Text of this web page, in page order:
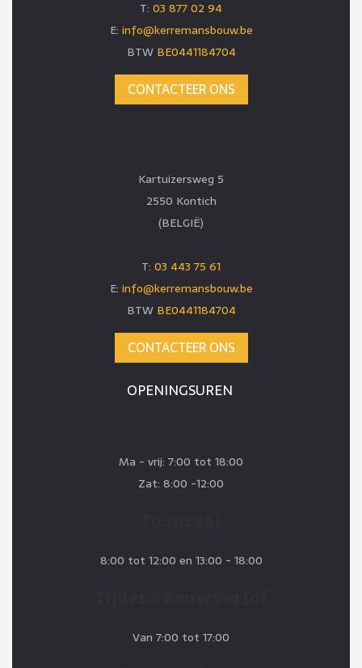
T: 03 877 02 94
E: info@kerremansbouw.be
BTW BE0441184704
CONTACTEER ONS
Kartuizersweg 5
2550 Kontich
(BELGIË)
T: 03 443 75 61
E: info@kerremansbouw.be
BTW BE0441184704
CONTACTEER ONS
OPENINGSUREN
Ma - vrij: 7:00 tot 18:00
Zat: 8:00 -12:00
8:00 tot 12:00 en 13:00 - 18:00
Van 7:00 tot 17:00